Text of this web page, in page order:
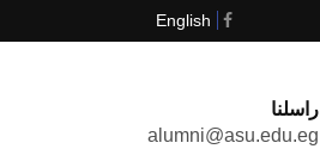
English
راسلنا
alumni@asu.edu.eg